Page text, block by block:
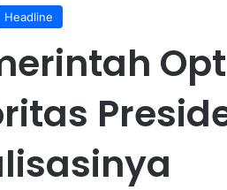
Headline